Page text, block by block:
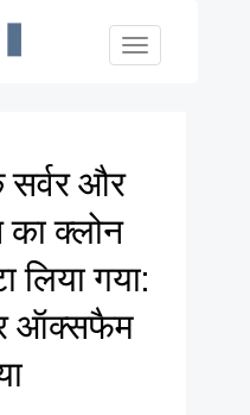
Toggle
सर्वर और
का क्लोन
लिया गया:
ऑक्सफैम